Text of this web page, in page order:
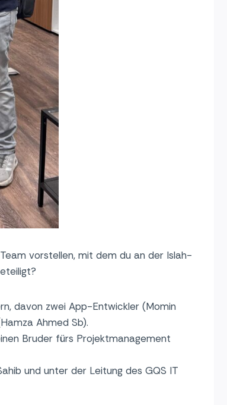
vorstellen, mit dem du an der Islah-
davon zwei App-Entwickler (Momin
Ahmed Sb).
Bruder fürs Projektmanagement
und unter der Leitung des GQS IT